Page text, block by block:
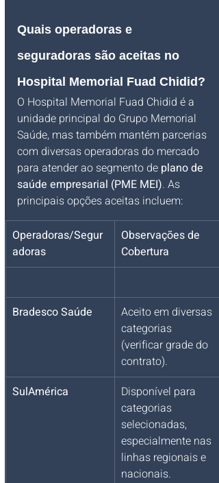
Quais operadoras e
seguradoras são aceitas no
Hospital Memorial Fuad Chidid?
O Hospital Memorial Fuad Chidid é a
unidade principal do Grupo Memorial
Saúde, mas também mantém parcerias
com diversas operadoras do mercado
para atender ao segmento de plano de
saúde empresarial (PME MEI). As
principais opções aceitas incluem:
Operadoras/Segur
adoras
Observações de
Cobertura
Bradesco Saúde
Aceito em diversas
categorias
(verificar grade do
contrato).
SulAmérica
Disponível para
categorias
selecionadas,
especialmente nas
linhas regionais e
nacionais.